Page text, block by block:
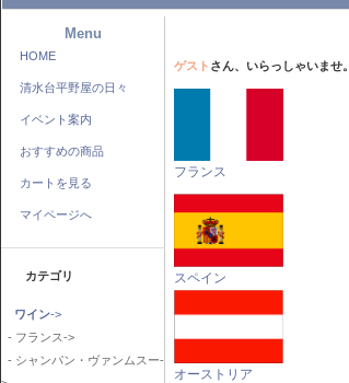
Menu
HOME
清水台平野屋の日々
イベント案内
おすすめの商品
カートを見る
マイページへ
カテゴリ
ワイン->
- フランス->
- シャンパン・ヴァンムスー-
ゲスト さん、いらっしゃいませ。
フランス
スペイン
オーストリア